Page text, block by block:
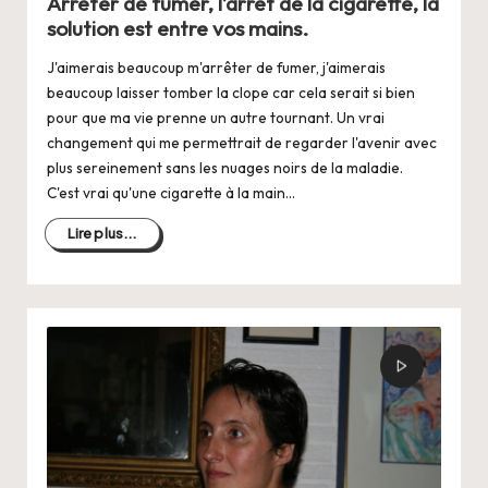
solution est entre vos mains.
J'aimerais beaucoup m'arrêter de fumer, j'aimerais
beaucoup laisser tomber la clope car cela serait si bien
pour que ma vie prenne un autre tournant. Un vrai
changement qui me permettrait de regarder l'avenir avec
plus sereinement sans les nuages noirs de la maladie.
C'est vrai qu'une cigarette à la main…
Lire plus...